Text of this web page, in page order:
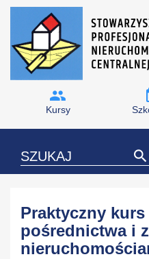
Kursy
Praktyczny
pośrednictwa i